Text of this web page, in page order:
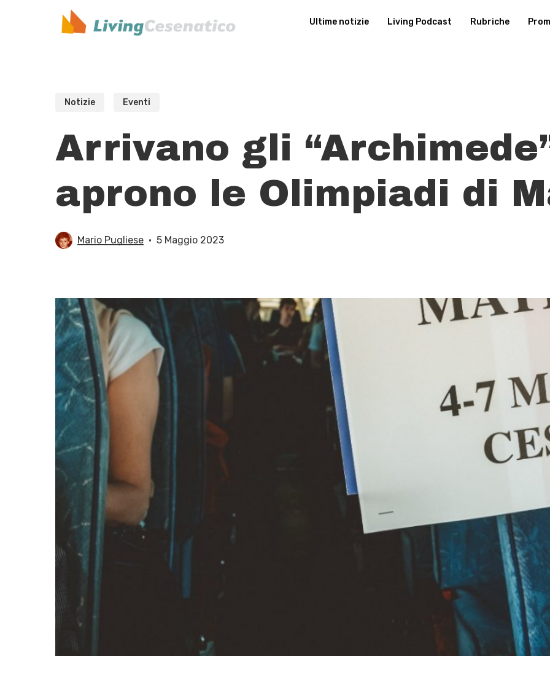
Ultime notizie Living Podcast Rubriche
Notizie Eventi
Arrivano gli
aprono le Olimpiadi di
Mario Pugliese 5 Maggio 2023